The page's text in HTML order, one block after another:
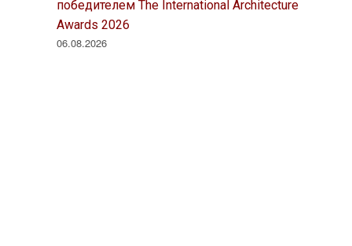
победителем The International Architecture
Awards 2026
06.08.2026